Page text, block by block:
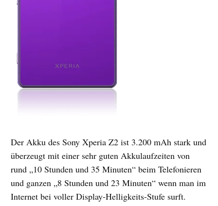
Der Akku des Sony Xperia Z2 ist 3.200 mAh stark und
überzeugt mit einer sehr guten Akkulaufzeiten von
rund „10 Stunden und 35 Minuten“ beim Telefonieren
und ganzen „8 Stunden und 23 Minuten“ wenn man im
Internet bei voller Display-Helligkeits-Stufe surft.